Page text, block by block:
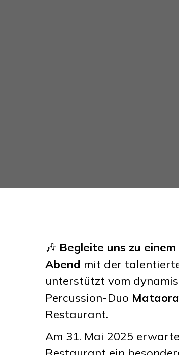
🎶 Begleite uns zu
Abend mit der
unterstützt vom
Percussion-Duo Mataora
Restaurant.
Am 31. Mai 2025